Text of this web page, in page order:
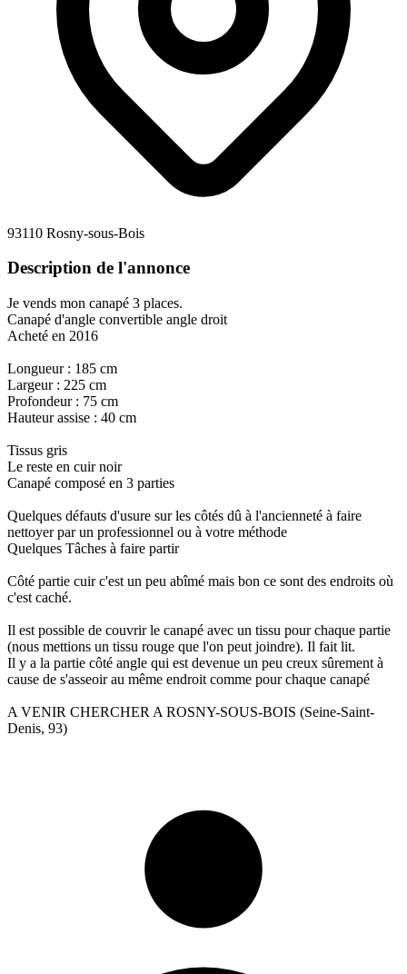
93110 Rosny-sous-Bois
Description de l'annonce
Je vends mon canapé 3 places.
Canapé d'angle convertible angle droit
Acheté en 2016
Longueur : 185 cm
Largeur : 225 cm
Profondeur : 75 cm
Hauteur assise : 40 cm
Tissus gris
Le reste en cuir noir
Canapé composé en 3 parties
Quelques défauts d'usure sur les côtés dû à l'ancienneté à faire
nettoyer par un professionnel ou à votre méthode
Quelques Tâches à faire partir
Côté partie cuir c'est un peu abîmé mais bon ce sont des endroits où
c'est caché.
Il est possible de couvrir le canapé avec un tissu pour chaque partie
(nous mettions un tissu rouge que l'on peut joindre). Il fait lit.
Il y a la partie côté angle qui est devenue un peu creux sûrement à
cause de s'asseoir au même endroit comme pour chaque canapé
A VENIR CHERCHER A ROSNY-SOUS-BOIS (Seine-Saint-
Denis, 93)